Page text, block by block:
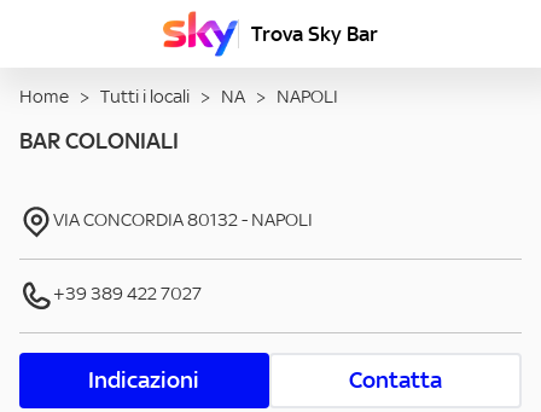
Trova Sky Bar
Home > Tutti i locali > NA > NAPOLI
BAR COLONIALI
VIA CONCORDIA80132- NAPOLI
+39 389 422 7027
Indicazioni Contatta